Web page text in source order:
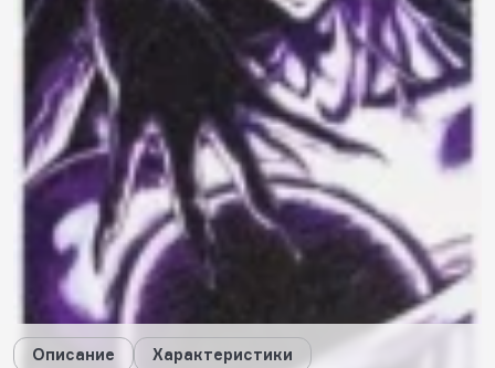
790 ₽
0.0
Нет отзывов
Задать
вопрос
будет начислено за покупку
Дарим стикеры!
Описание
Характеристики